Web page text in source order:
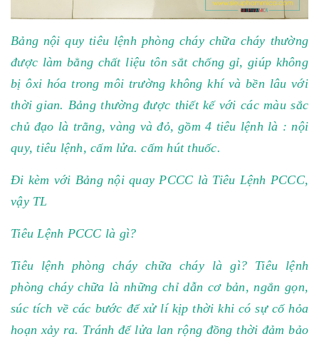
Bảng nội quy tiêu lệnh phòng cháy chữa cháy thường
được làm bằng chất liệu tôn sắt chống gỉ, giúp không
bị ôxi hóa trong môi trường không khí và bền lâu với
thời gian. Bảng thường được thiết kế với các màu sắc
chủ đạo là trằng, vàng và đỏ, gồm 4 tiêu lệnh là : nội
quy, tiêu lệnh, cấm lửa. cấm hút thuốc.
Đi kèm với Bảng nội quay PCCC là Tiêu Lệnh PCCC,
vậy TL
Tiêu Lệnh PCCC là gì?
Tiêu lệnh phòng cháy chữa cháy là gì? Tiêu lệnh
phòng cháy chữa là những chỉ dẫn cơ bản, ngắn gọn,
súc tích về các bước để xử lí kịp thời khi có sự cố hỏa
hoạn xảy ra. Tránh để lửa lan rộng đồng thời đảm bảo